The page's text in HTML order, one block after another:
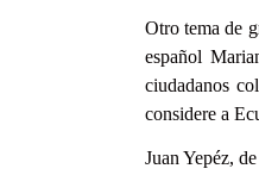
Otro tema de
español
ciudadanos
considere a
Juan Yepéz,